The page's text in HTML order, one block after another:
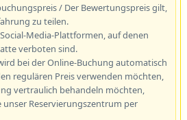
/ Der Bewertungspreis gilt,
zu teilen.
Media-Plattformen, auf denen
verboten sind.
bei der Online-Buchung automatisch
regulären Preis verwenden möchten,
vertraulich behandeln möchten,
Reservierungszentrum per